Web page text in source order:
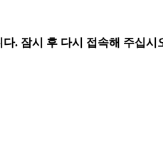
. 잠시 후 다시 접속해 주십시